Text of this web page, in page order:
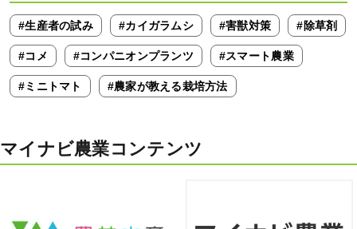
#生産者の試み #カイガラムシ #害獣対策 #除草剤
#コメ #コンパニオンプランツ #スマート農業
#ミニトマト #農家が教える栽培方法
マイナビ農業コンテンツ